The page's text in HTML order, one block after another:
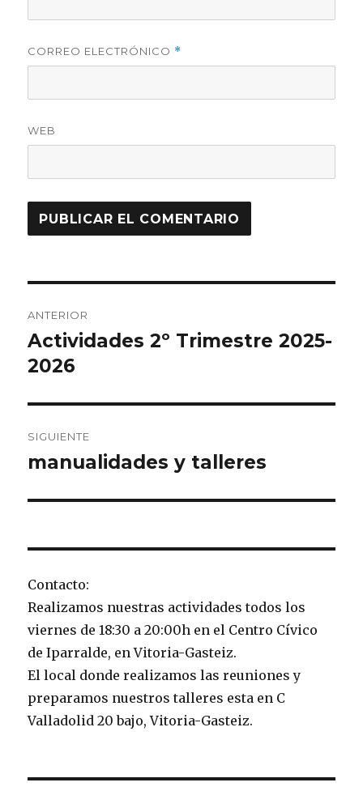
CORREO ELECTRÓNICO *
WEB
de
entradas
ANTERIOR
Entrada
anterior:
Actividades 2º Trimestre 2025-
2026
SIGUIENTE
Entrada
manualidades y talleres
Contacto:
Realizamos nuestras actividades todos los
viernes de 18:30 a 20:00h en el Centro Cívico
de Iparralde, en Vitoria-Gasteiz.
El local donde realizamos las reuniones y
preparamos nuestros talleres esta en C
Valladolid 20 bajo, Vitoria-Gasteiz.